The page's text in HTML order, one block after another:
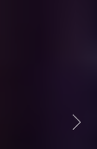
Next